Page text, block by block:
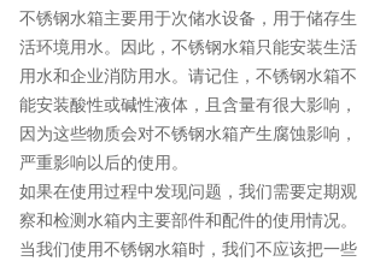
不锈钢水箱主要用于次储水设备，用于储存生
活环境用水。因此，不锈钢水箱只能安装生活
用水和企业消防用水。请记住，不锈钢水箱不
能安装酸性或碱性液体，且含量有很大影响，
因为这些物质会对不锈钢水箱产生腐蚀影响，
严重影响以后的使用。
如果在使用过程中发现问题，我们需要定期观
察和检测水箱内主要部件和配件的使用情况。
当我们使用不锈钢水箱时，我们不应该把一些